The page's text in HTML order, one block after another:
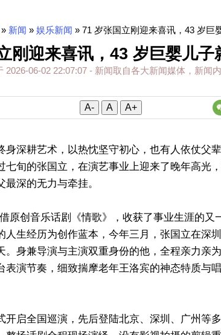
» 新闻 » 娱乐新闻 » 71 岁张国立刚迎来喜讯，43 岁巨
刚迎来喜讯，43 岁巨婴儿子
2026-06-02 22:07:07 - 新闻取自各大新闻媒体，新闻
A- A A+
身深耕艺术，以热忱坚守初心，也有人依仗父
七旬的张国立，在演艺事业上迎来了晚年高光
深的无力与牵挂。
原创音乐话剧《情歌》，收获了事业生涯的又
人生经历为创作蓝本，今年三月，张国立在深
。身兼导演与主演双重身份的他，全程亲力亲
表演节奏，细致揣摩老年王洛宾的神态特质与
开启全国巡演，先后登陆北京、深圳、广州等